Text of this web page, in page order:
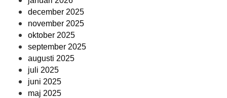
december 2025
november 2025
oktober 2025
september 2025
augusti 2025
juli 2025
juni 2025
maj 2025